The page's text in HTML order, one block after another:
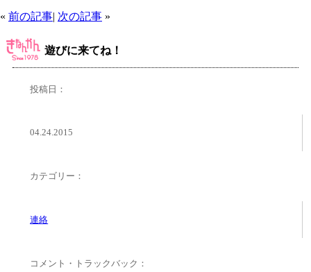
« 前の記事| 次の記事 »
遊びに来てね！
投稿日：
04.24.2015
カテゴリー：
連絡
コメント・トラックバック：